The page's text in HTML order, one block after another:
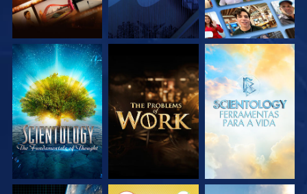
EXPLORE A SÉRIE EXPLORE A SÉRIE EXPLORE A SÉRIE